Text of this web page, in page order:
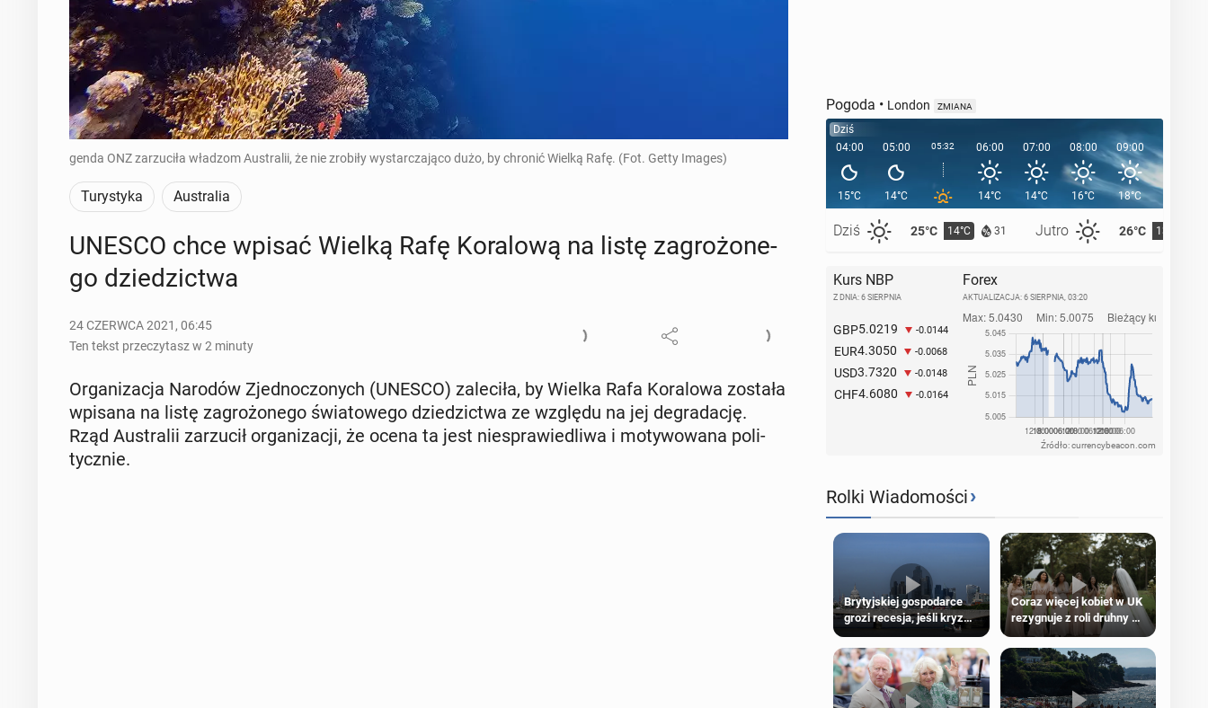
genda ONZ zarzuciła władzom Australii, że nie zrobiły wystarczająco dużo, by chronić Wielką Rafę. (Fot. Getty Images)
Turystyka Australia
UNESCO chce wpisać Wielką Rafę Ko­ra­lo­wą na listę za­gro­żo­ne­
go dzie­dzic­twa
24 CZERWCA 2021, 06:45
Ten tekst przeczytasz w 2 minuty
Or­ga­ni­za­cja Narodów Zjed­no­czo­nych (UNESCO) za­le­ci­ła, by Wielka Rafa Ko­ra­lo­wa została
wpisana na listę za­gro­żo­ne­go świa­to­we­go dzie­dzic­twa ze względu na jej de­gra­da­cję.
Rząd Au­stra­lii za­rzu­cił or­ga­ni­za­cji, że ocena ta jest nie­spra­wie­dli­wa i mo­ty­wo­wa­na po­li­
tycz­nie.
Pogoda • London ZMIANA
Dziś
04:00
15°C
Dziś 25°C 14°C 31 Jutro 26°C 13°C
05:00
14°C
05:32 06:00
14°C
07:00
14°C
08:00
16°C
09:00
18°C
10:00
Kurs NBP
Z DNIA: 6 SIERPNIA
GBP5.0219 -0.0144
EUR4.3050 -0.0068
USD3.7320 -0.0148
CHF4.6080 -0.0164
Forex
AKTUALIZACJA: 6 SIERPNIA, 03:20
Źródło: currencybeacon.com
Rolki Wiadomości›
Brytyjskiej gospodarce
grozi recesja, jeśli kryzys
na Bliskim Wschodzie się
przedłuży
Coraz więcej kobiet w UK
rezygnuje z roli druhny na
ślubie